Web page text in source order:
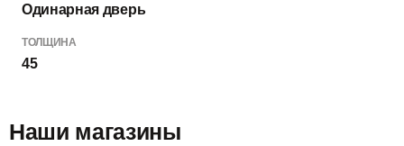
Одинарная дверь
ТОЛЩИНА
45
Наши магазины